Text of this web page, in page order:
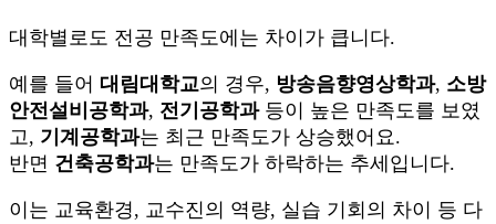
대학별로도 전공 만족도에는 차이가 큽니다.
예를 들어 대림대학교의 경우, 방송음향영상학과, 소방
안전설비공학과, 전기공학과등이 높은 만족도를 보였
고, 기계공학과는 최근 만족도가 상승했어요.
반면 건축공학과는 만족도가 하락하는 추세입니다.
이는 교육환경, 교수진의 역량, 실습 기회의 차이 등 다